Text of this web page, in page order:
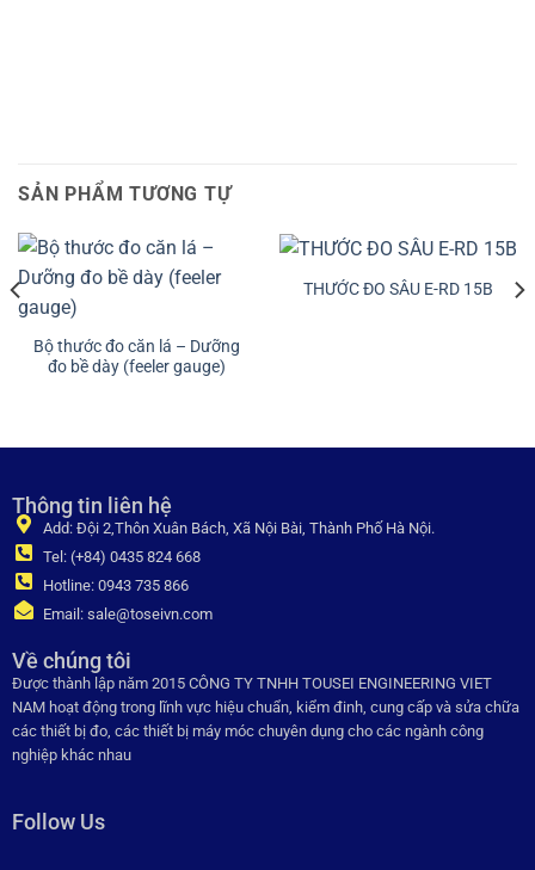
SẢN PHẨM TƯƠNG TỰ
Bộ thước đo căn lá – Dưỡng
đo bề dày (feeler gauge)
THƯỚC ĐO SÂU E-RD 15B
Thông tin liên hệ
Add: Đội 2,Thôn Xuân Bách, Xã Nội Bài, Thành Phố Hà Nội.
Tel: (+84) 0435 824 668
Hotline: 0943 735 866
Email: sale@toseivn.com
Về chúng tôi
Được thành lập năm 2015 CÔNG TY TNHH TOUSEI ENGINEERING VIET
NAM hoạt động trong lĩnh vực hiệu chuẩn, kiểm đinh, cung cấp và sửa chữa
các thiết bị đo, các thiết bị máy móc chuyên dụng cho các ngành công
nghiệp khác nhau
Follow Us